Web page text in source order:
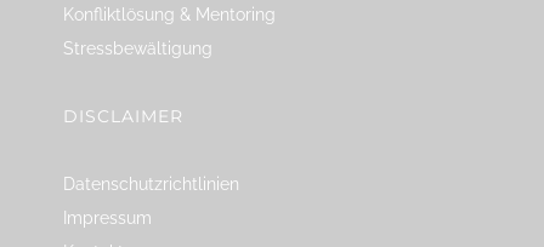
Konfliktlösung & Mentoring
Stressbewältigung
DISCLAIMER
Datenschutzrichtlinien
Impressum